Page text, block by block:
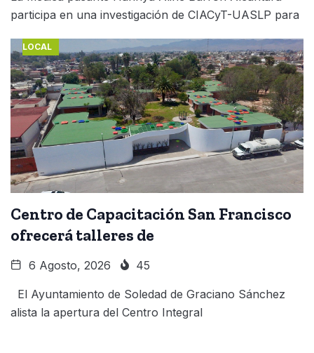
participa en una investigación de CIACyT-UASLP para
LOCAL
Centro de Capacitación San Francisco
ofrecerá talleres de
6 Agosto, 2026 45
El Ayuntamiento de Soledad de Graciano Sánchez
alista la apertura del Centro Integral